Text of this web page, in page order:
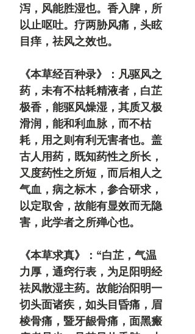
泻，风能胜湿也。香入脾，所
以止呕吐。疗两胁风痛，头眩
目痒，祛风之效也。
《本草经百种录》：凡驱风之
药，未有不枯耗精液者，白芷
极香，能驱风燥湿，其质又极
滑润，能和利血脉，而不枯
耗，用之则有利无害者也。盖
古人用药，既知药性之所长，
又度药性之所短，而后相人之
气血，病之标木，参合研求，
以定取舍，故能有显效而无隐
害，此学者之所殚心也。
《本草求真》：“白芷，气温
力厚，通窍行表，为足阳明经
祛风散湿主药。故能治阳明一
切头面诸疾，如头目昏痛，眉
棱骨痛，暨牙龈骨痛，面黑瘢